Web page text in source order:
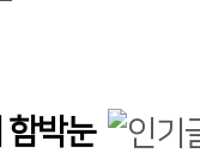
함박눈